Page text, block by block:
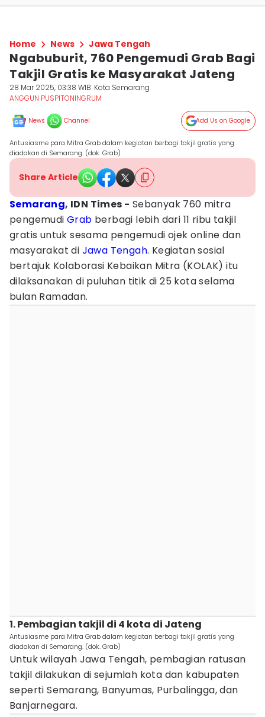
Home News Jawa Tengah
Ngabuburit, 760 Pengemudi Grab Bagi
Takjil Gratis ke Masyarakat Jateng
28 Mar 2025, 03:38 WIB Kota Semarang
ANGGUN PUSPITONINGRUM
News Channel Add Us on Google
Antusiasme para Mitra Grab dalam kegiatan berbagi takjil gratis yang
diadakan di Semarang. (dok. Grab)
Share Article
Semarang, IDN Times - Sebanyak 760 mitra
pengemudiGrab berbagi lebih dari 11 ribu takjil
gratis untuk sesama pengemudi ojek online dan
masyarakat di Jawa Tengah. Kegiatan sosial
bertajuk Kolaborasi Kebaikan Mitra (KOLAK) itu
dilaksanakan di puluhan titik di 25 kota selama
bulan Ramadan.
1. Pembagian takjil di 4 kota di Jateng
Antusiasme para Mitra Grab dalam kegiatan berbagi takjil gratis yang
diadakan di Semarang. (dok. Grab)
Untuk wilayah Jawa Tengah, pembagian ratusan
takjil dilakukan di sejumlah kota dan kabupaten
seperti Semarang, Banyumas, Purbalingga, dan
Banjarnegara.